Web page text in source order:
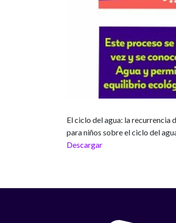
El ciclo del agua: la
para niños sobre el ciclo del
Descargar